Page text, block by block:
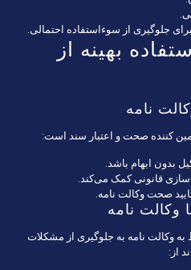
جلوگیری از سوءاستفاده احتمالی.
بهینه از
نامه
کننده صحت و اعتبار سند است:
بدون ابهام باشد.
قانونی کمک می‌کند.
صحت وکالت نامه.
وکالت نامه
وکالت نامه به جلوگیری از مشکلات
از: